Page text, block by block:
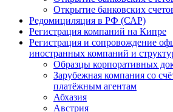
Открытие банковских
Редомициляция в РФ (САР)
Регистрация компаний на Кипре
Регистрация и сопровождение
иностранных компаний и
Образцы корпоративных
Зарубежная компания со
платёжным агентам
Абхазия
Австрия